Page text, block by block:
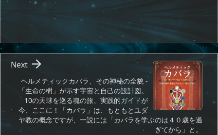
ヘルメティックカバラ、その神秘の全貌 -
「生命の樹」が示す宇宙と自己の設計図。
10の天球を巡る魂の旅、実践的ガイドが
今、ここに！「カバラ」は、もともとユダ
ヤ教の概念ですが、一説には「カバラを学ぶのは４０歳を過
ぎてから」と。

Next